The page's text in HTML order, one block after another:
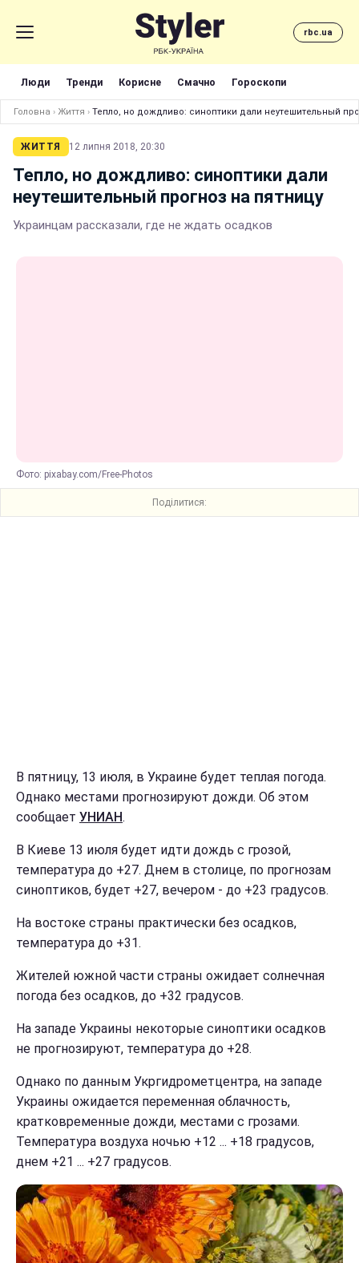
rbc.ua
Люди Тренди Корисне Смачно Гороскопи
Головна › Життя › Тепло, но дождливо: синоптики дали неутешительный
ЖИТТЯ 12 липня 2018, 20:30
Тепло, но дождливо: синоптики дали
неутешительный прогноз на пятницу
Украинцам рассказали, где не ждать осадков
Фото: pixabay.com/Free-Photos
Поділитися:
В пятницу, 13 июля, в Украине будет теплая погода.
Однако местами прогнозируют дожди. Об этом
сообщает УНИАН.
В Киеве 13 июля будет идти дождь с грозой,
температура до +27. Днем в столице, по прогнозам
синоптиков, будет +27, вечером - до +23 градусов.
На востоке страны практически без осадков,
температура до +31.
Жителей южной части страны ожидает солнечная
погода без осадков, до +32 градусов.
На западе Украины некоторые синоптики осадков
не прогнозируют, температура до +28.
Однако по данным Укргидрометцентра, на западе
Украины ожидается переменная облачность,
кратковременные дожди, местами с грозами.
Температура воздуха ночью +12 ... +18 градусов,
днем +21 ... +27 градусов.